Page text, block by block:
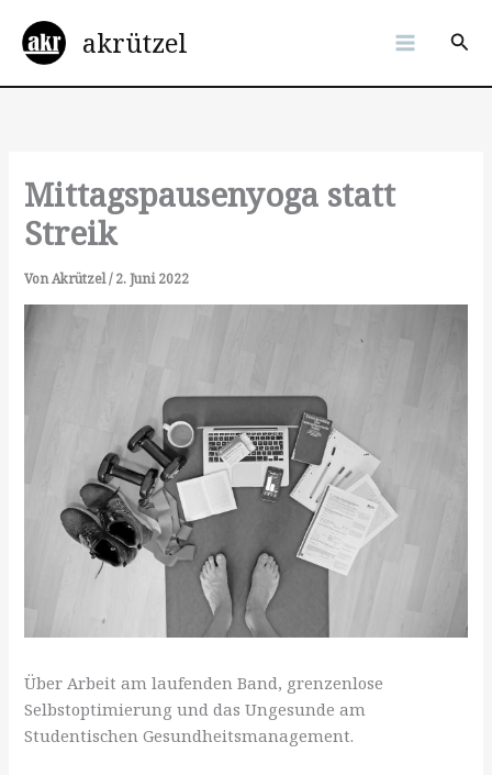
Inhalt
springen
akrützel
Mittagspausenyoga statt
Streik
VonAkrützel/2. Juni 2022
Über Arbeit am laufenden Band, grenzenlose
Selbstoptimierung und das Ungesunde am
Studentischen Gesundheitsmanagement.